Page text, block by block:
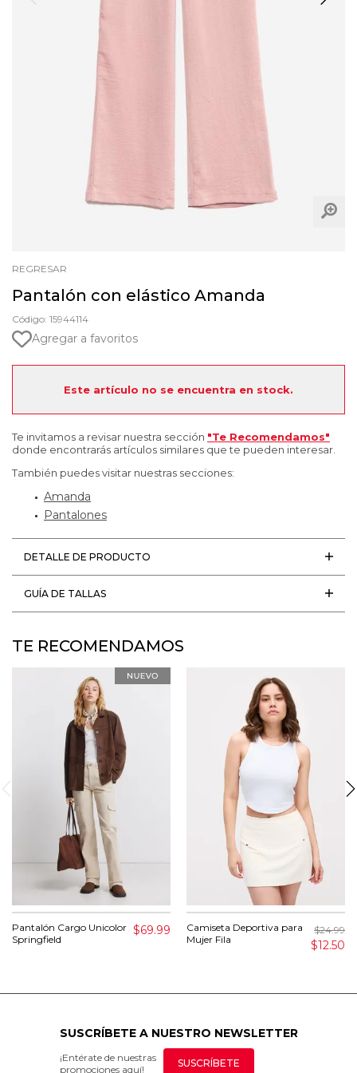
REGRESAR
Pantalón con elástico Amanda
Código: 15944114
Agregar a favoritos
Este artículo no se encuentra en stock.
Te invitamos a revisar nuestra sección "Te Recomendamos"
donde encontrarás artículos similares que te pueden interesar.
También puedes visitar nuestras secciones:
Amanda
Pantalones
DETALLE DE PRODUCTO
GUÍA DE TALLAS
TE RECOMENDAMOS
Pantalón Cargo Unicolor
Springfield
$69.99
Camiseta Deportiva para
Mujer Fila
$24.99
$12.50
SUSCRÍBETE A NUESTRO NEWSLETTER
¡Entérate de nuestras
promociones aquí!
SUSCRÍBETE